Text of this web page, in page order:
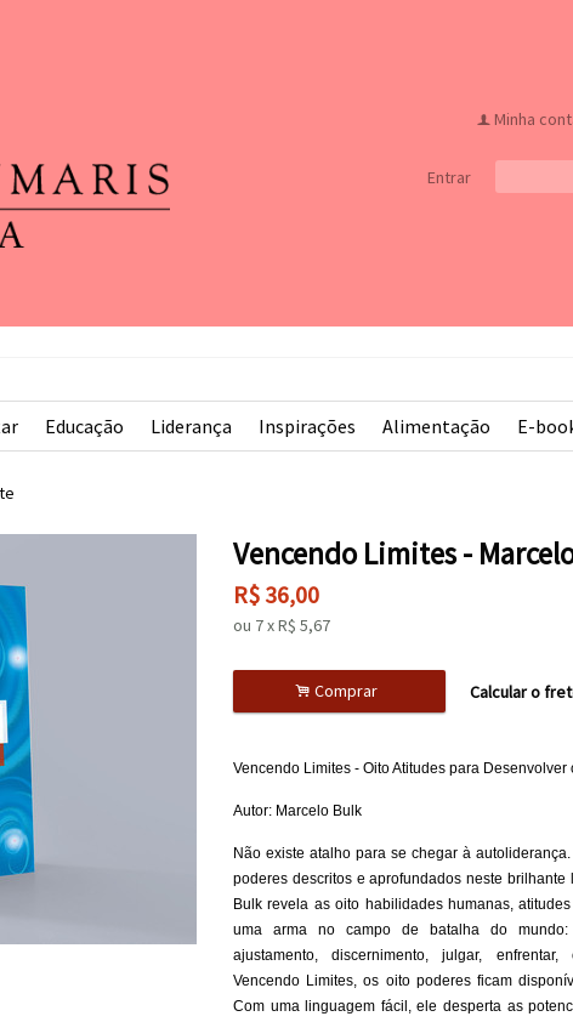
f Minha
Entrar
Educação Liderança Inspirações Alimentação E-
Vencendo Limites -
R$ 36,00
ou 7xR$ 5,67
. Comprar Calcular o
Vencendo Limites - Oito Atitudes para
Autor: Marcelo Bulk
Não existe atalho para se chegar à
poderes descritos e aprofundados neste
Bulk revela as oito habilidades humanas,
uma arma no campo de batalha do mundo:
ajustamento, discernimento, julgar, enfrentar,
Vencendo Limites, os oito poderes ficam
Com uma linguagem fácil, ele desperta as